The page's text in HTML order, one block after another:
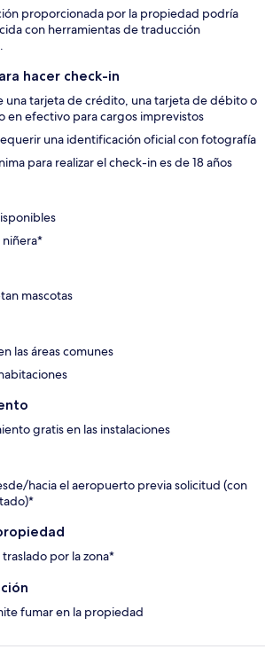
proporcionada por la propiedad podría
con herramientas de traducción
hacer check-in
una tarjeta de crédito, una tarjeta de débito o
en efectivo para cargos imprevistos
una identificación oficial con fotografía
para realizar el check-in es de 18 años
niñera*
mascotas
las áreas comunes
gratis en las instalaciones
hacia el aeropuerto previa solicitud (con
por la zona*
fumar en la propiedad